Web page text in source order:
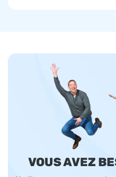
VOUS AVEZ